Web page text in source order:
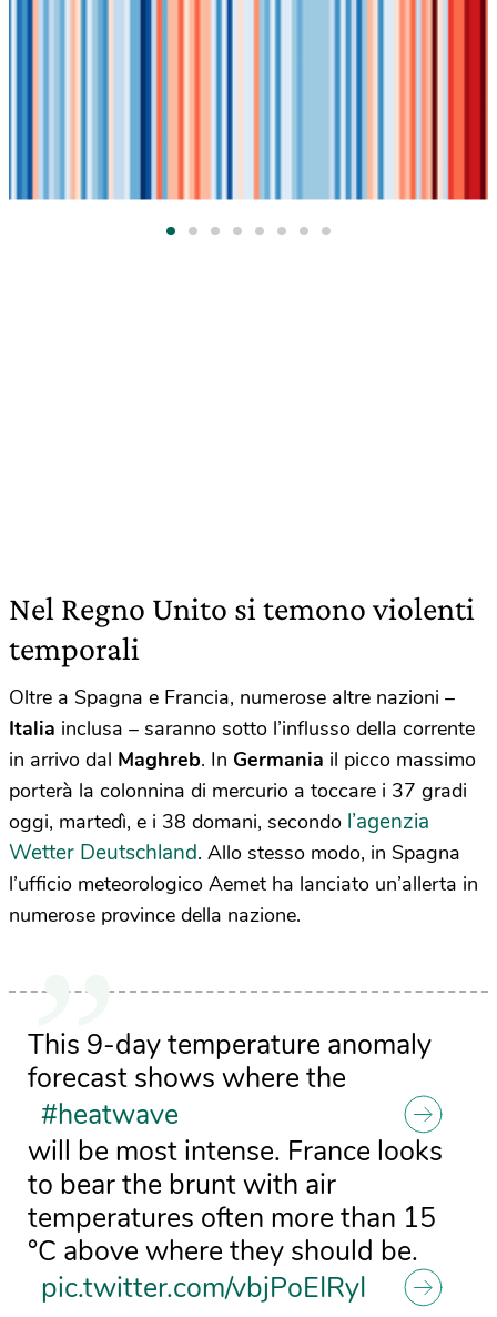
Nel Regno Unito si temono violenti
temporali
Oltre a Spagna e Francia, numerose altre nazioni –
Italia inclusa – saranno sotto l’influsso della corrente
in arrivo dal Maghreb. In Germania il picco massimo
porterà la colonnina di mercurio a toccare i 37 gradi
oggi, martedì, e i 38 domani, secondo l’agenzia
Wetter Deutschland. Allo stesso modo, in Spagna
l’ufficio meteorologico Aemet ha lanciato un’allerta in
numerose province della nazione.
This 9-day temperature anomaly
forecast shows where the
#heatwave
will be most intense. France looks
to bear the brunt with air
temperatures often more than 15
°C above where they should be.
pic.twitter.com/vbjPoEIRyI